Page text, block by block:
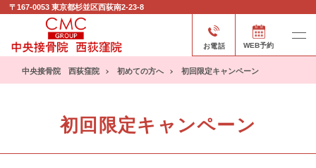
〒167-0053 東京都杉並区西荻南2-23-8
お電話 WEB予約
中央接骨院 西荻窪院 初めての方へ 初回限定キャンペーン
初回限定キャンペーン